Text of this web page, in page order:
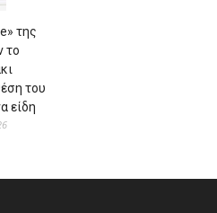
της
το
του
είδη